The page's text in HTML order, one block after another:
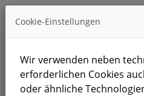
Cookie-Einstellungen
Wir verwenden neben
erforderlichen Cookies
oder ähnliche